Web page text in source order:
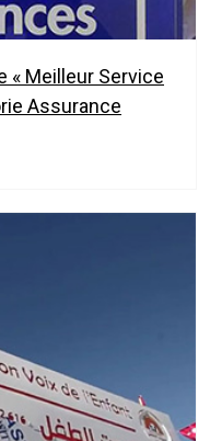
« Meilleur Service
Assurance